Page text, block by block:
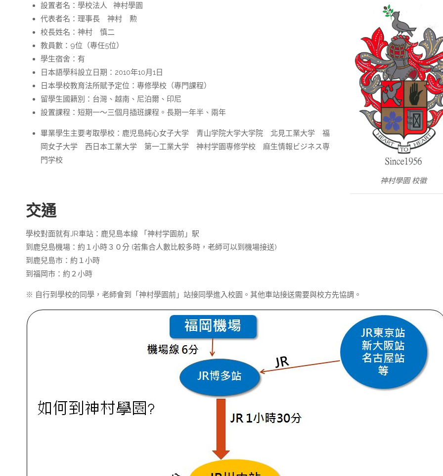
神村學園 校徽
設置者名：學校法人 神村學園
代表者名：理事長 神村 勲
校長姓名：神村 慎二
教員數：9位（專任5位）
學生宿舍：有
日本語學科設立日期：2010年10月1日
日本學校教育法所賦予定位：專修學校（專門課程）
留學生國籍別：台灣、越南、尼泊爾、印尼
設置課程：短期一～三個月插班課程。長期一年半、兩年
畢業學生主要考取學校：鹿児島純心女子大学 青山学院大学大学院 北見工業大学 福
岡女子大学 西日本工業大学 第一工業大学 神村学園専修学校 麻生情報ビジネス専
門学校
交通
學校對面就有JR車站：鹿兒島本線 「神村学園前」駅
到鹿兒島機場：約１小時３０分 (若集合人數比較多時，老師可以到機場接送)
到鹿兒島市：約１小時
到福岡市：約２小時
※ 自行到學校的同學，老師會到「神村學園前」站接同學進入校園。其他車站接送需要與校方先協調。